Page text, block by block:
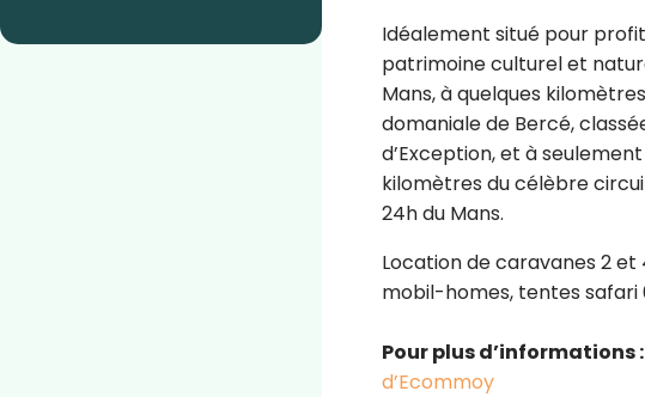
Idéalement situé pour
patrimoine culturel et
Mans, à quelques
domaniale de Bercé,
d’Exception, et à
kilomètres du célèbre
24h du Mans.
Location de caravanes 2 et
mobil-homes, tentes safari
Pour plus d’informations :
d’Ecommoy